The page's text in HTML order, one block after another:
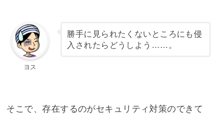
ヨス
勝手に見られたくないところにも侵
入されたらどうしよう……。
そこで、存在するのがセキュリティ対策のできて